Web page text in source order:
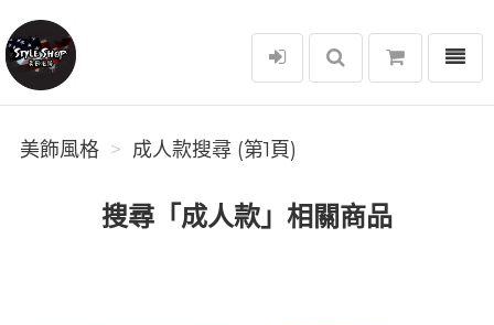
美飾風格
選單
美飾風格 成人款搜尋 (第1頁)
搜尋「成人款」相關商品